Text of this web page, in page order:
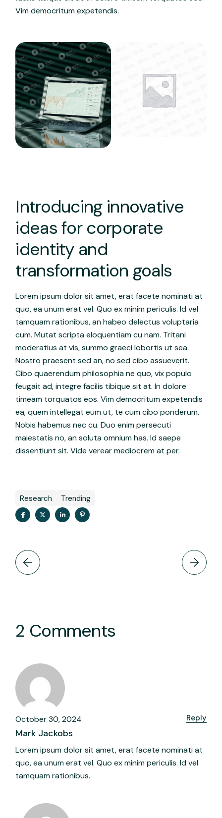
Vim democritum expetendis.
Introducing innovative
ideas for corporate
identity and
transformation goals
Lorem ipsum dolor sit amet, erat facete nominati at
quo, ea unum erat vel. Quo ex minim periculis. Id vel
tamquam rationibus, an habeo delectus voluptaria
cum. Mutat scripta eloquentiam cu nam. Tritani
moderatius at vis, summo graeci lobortis ut sea.
Nostro praesent sed an, no sed cibo assueverit.
Cibo quaerendum philosophia ne quo, vix populo
feugait ad, integre facilis tibique sit at. In dolore
timeam torquatos eos. Vim democritum expetendis
ea, quem intellegat eum ut, te cum cibo ponderum.
Nobis habemus nec cu. Duo enim persecuti
maiestatis no, an soluta omnium has. Id saepe
dissentiunt sit. Vide verear mediocrem at per.
Research Trending
2 Comments
October 30, 2024 Reply
Mark Jackobs
Lorem ipsum dolor sit amet, erat facete nominati at
quo, ea unum erat vel. Quo ex minim periculis. Id vel
tamquam rationibus.